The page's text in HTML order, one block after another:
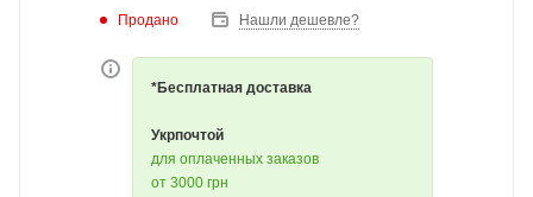
Продано Нашли дешевле?
*Бесплатная доставка
Укрпочтой
для оплаченных заказов
от 3000 грн